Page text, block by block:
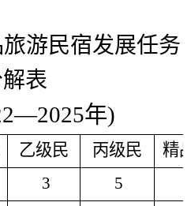
游民宿发展任务
表
年)
乙级民 丙级民
精
3 5